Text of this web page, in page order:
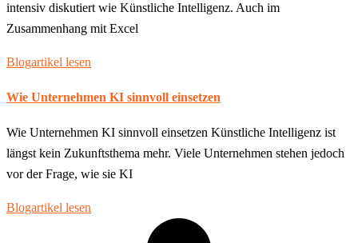
intensiv diskutiert wie Künstliche Intelligenz. Auch im
Zusammenhang mit Excel
Blogartikel lesen
Wie Unternehmen KI sinnvoll einsetzen
Wie Unternehmen KI sinnvoll einsetzen Künstliche Intelligenz ist
längst kein Zukunftsthema mehr. Viele Unternehmen stehen jedoch
vor der Frage, wie sie KI
Blogartikel lesen